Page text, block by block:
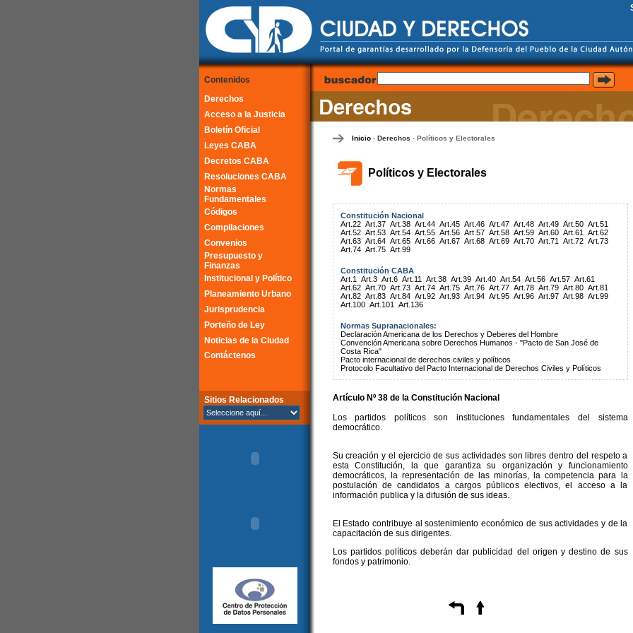
Contenidos
Derechos
Acceso a la Justicia
Boletín Oficial
Leyes CABA
Decretos CABA
Resoluciones CABA
Normas
Fundamentales
Códigos
Compilaciones
Convenios
Presupuesto y
Finanzas
Institucional y Político
Planeamiento Urbano
Jurisprudencia
Porteño de Ley
Noticias de la Ciudad
Contáctenos
Sitios Relacionados
Inicio- Derechos - Políticos y Electorales
Políticos y Electorales
Constitución Nacional
Art.22 Art.37 Art.38 Art.44 Art.45 Art.46 Art.47 Art.48 Art.49 Art.50 Art.51
Art.52 Art.53 Art.54 Art.55 Art.56 Art.57 Art.58 Art.59 Art.60 Art.61
Art.62
Art.63 Art.64 Art.65 Art.66 Art.67 Art.68 Art.69 Art.70 Art.71 Art.72 Art.73
Art.74 Art.75 Art.99
Constitución CABA
Art.1
Art.3 Art.6 Art.11 Art.38 Art.39 Art.40 Art.54 Art.56 Art.57 Art.61
Art.62 Art.70 Art.73 Art.74 Art.75 Art.76 Art.77 Art.78 Art.79 Art.80 Art.81
Art.82 Art.83 Art.84 Art.92 Art.93 Art.94 Art.95 Art.96 Art.97 Art.98 Art.99
Art.100 Art.101 Art.136
Normas Supranacionales:
Declaración Americana de los Derechos y Deberes del Hombre
Convención Americana sobre Derechos Humanos - "Pacto de San José de
Costa Rica"
Pacto internacional de derechos civiles y políticos
Protocolo Facultativo del Pacto Internacional de Derechos Civiles y Políticos
Artículo Nº 38 de la Constitución Nacional
Los partidos políticos son instituciones fundamentales del sistema
democrático.
Su creación y el ejercicio de sus actividades son libres dentro del respeto a
esta Constitución, la que garantiza su organización y funcionamiento
democráticos, la representación de las minorías, la competencia para la
postulación de candidatos a cargos públicos electivos, el acceso a la
información publica y la difusión de sus ideas.
El Estado contribuye al sostenimiento económico de sus actividades y de la
capacitación de sus dirigentes.
Los partidos políticos deberán dar publicidad del origen y destino de sus
fondos y patrimonio.